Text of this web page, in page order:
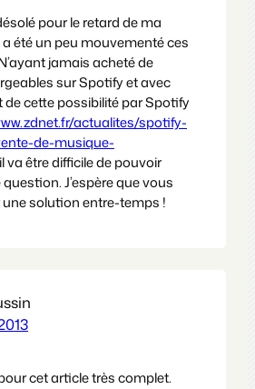
pour le retard de ma
été un peu mouvementé ces
jamais acheté de
sur Spotify et avec
de cette possibilité par Spotify
actualites/spotify-
de-musique-
va être difficile de pouvoir
J’espère que vous
solution entre-temps !
cet article très complet.